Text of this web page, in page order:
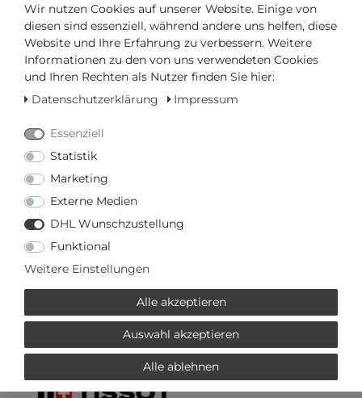
TECHNISCHE DATEN
- Durchmesser (ohne Krone) in mm / Zoll: 40,00 / 1,57
- Höhe in mm / Zoll: 10,00 / 0,39
Artikelnummer
475,00 €*
Inhalt1Stück
Wir nutzen Cookies auf unserer Website. Einige von
diesen sind essenziell, während andere uns helfen, diese
Website und Ihre Erfahrung zu verbessern. Weitere
Informationen zu den von uns verwendeten Cookies
und Ihren Rechten als Nutzer finden Sie hier:
Datenschutzerklärung
Impressum
Essenziell
Statistik
Marketing
Externe Medien
DHL Wunschzustellung
Funktional
Weitere Einstellungen
Alle akzeptieren
Auswahl akzeptieren
Alle ablehnen